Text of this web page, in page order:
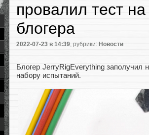
провалил тест
блогера
2022-07-23 в 14:39, рубрики: Новости
Блогер JerryRigEverything заполучил
набору испытаний.